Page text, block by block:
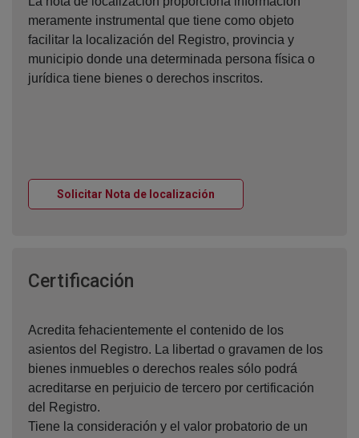
meramente instrumental que tiene como objeto
facilitar la localización del Registro, provincia y
municipio donde una determinada persona física o
jurídica tiene bienes o derechos inscritos.
Solicitar Nota de localización
Certificación
Acredita fehacientemente el contenido de los
asientos del Registro. La libertad o gravamen de los
bienes inmuebles o derechos reales sólo podrá
acreditarse en perjuicio de tercero por certificación
del Registro.
Tiene la consideración y el valor probatorio de un